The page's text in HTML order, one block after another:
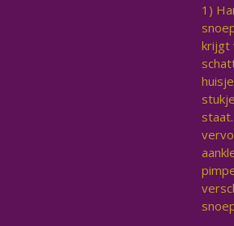
1)
krijgt